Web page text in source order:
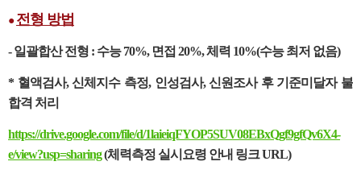
● 전형 방법
- 일괄합산전형 : 수능 70%, 면접 20%, 체력 10%(수능 최저 없음)
* 혈액검사, 신체지수 측정, 인성검사, 신원조사 후 기준미달자 불
합격 처리
https://drive.google.com/file/d/1laieiqFYOP5SUV08EBxQgf9gfQv6X4-
e/view?usp=sharing(체력측정 실시요령 안내 링크 URL)